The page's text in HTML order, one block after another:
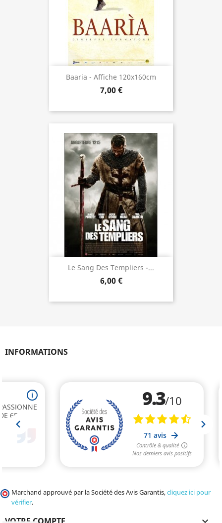
Baaria - Affiche 120x160cm
7,00 €
Le Sang Des Templiers -...
6,00 €
INFORMATIONS
Marchand approuvé par la Société des Avis Garantis,cliquez ici pour
vérifier.